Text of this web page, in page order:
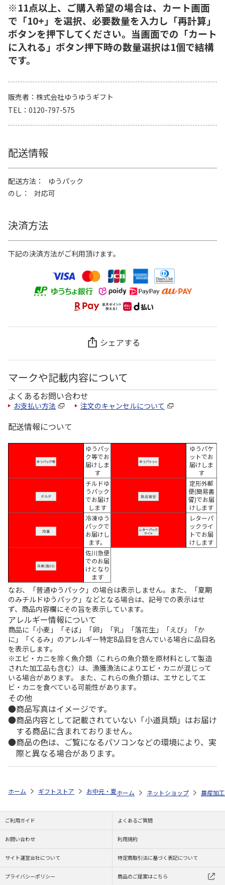
※11点以上、ご購入希望の場合は、カート画面
で「10+」を選択、必要数量を入力し「再計算」
ボタンを押下してください。当画面での「カート
に入れる」ボタン押下時の数量選択は1個で結構
です。
販売者
株式会社ゆうゆうギフト
TEL
0120-797-575
配送情報
配送方法
ゆうパック
のし
対応可
決済方法
下記の決済方法がご利用頂けます。
シェアする
マークや記載内容について
よくあるお問い合わせ
お支払い方法 注文のキャンセルについて
配送情報について
ゆうパッ
ク等でお
届けしま
す
ゆうパケ
ットでお
届けしま
す
チルドゆ
うパック
でお届け
します
定形外郵
便(簡易書
留)でお届
けします
冷凍ゆう
パックで
お届けし
ます。
レターパ
ックライ
トでお届
けします
佐川急便
でのお届
けとなり
ます
なお、「普通ゆうパック」の場合は表示しません。また、「夏期
のみチルドゆうパック」などとなる場合は、記号での表示はせ
ず、商品内容欄にその旨を表示しています。
アレルギー情報について
商品に「小麦」「そば」「卵」「乳」「落花生」「えび」「か
に」「くるみ」のアレルギー特定8品目を含んでいる場合に品目名
を表示します。
※エビ・カニを除く魚介類（これらの魚介類を原材料として製造
された加工品も含む）は、漁獲漁法によりエビ・カニが混じって
いる場合があります。 また、これらの魚介類は、エサとしてエ
ビ・カニを食べている可能性があります。
その他
商品写真はイメージです。
商品内容として記載されていない「小道具類」はお届け
する商品に含まれておりません。
商品の色は、ご覧になるパソコンなどの環境により、実
際と異なる場合があります。
ホーム ギフトストア お中元・夏ギフト特集 2026 ゆうゆうギフト
ホーム ネットショップ 農産加
ご利用ガイド よくあるご質問
お問い合わせ 利用規約
サイト運営会社について 特定商取引法に基づく表記について
プライバシーポリシー 商品のご提案はこちら